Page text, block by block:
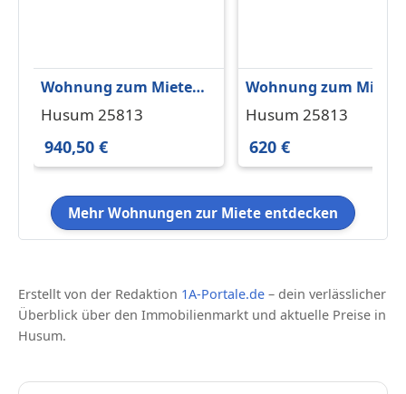
Wohnung zum Mieten
in Husum 940,50 € 99
Husum 25813
940,50 €
Wohnung zum Mieten
in Husum 620 € 62 m²
Husum 25813
620 €
Mehr Wohnungen zur Miete entdecken
Erstellt von der Redaktion 1A-Portale.de – dein verlässlicher
Überblick über den Immobilienmarkt und aktuelle Preise in
Husum.